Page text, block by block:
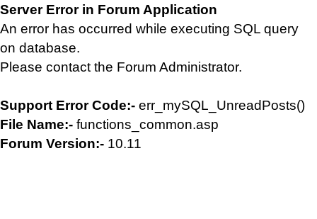
Server Error in Forum Application
An error has occurred while executing SQL query
on database.
Please contact the Forum Administrator.
Support Error Code:- err_mySQL_UnreadPosts()
File Name:- functions_common.asp
Forum Version:- 10.11